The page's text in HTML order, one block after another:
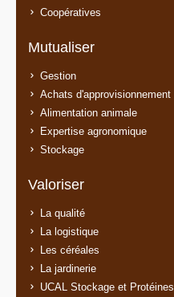
Coopératives
Mutualiser
Gestion
Achats d'approvisionnement
Alimentation animale
Expertise agronomique
Stockage
Valoriser
La qualité
La logistique
Les céréales
La jardinerie
UCAL Stockage et Protéines